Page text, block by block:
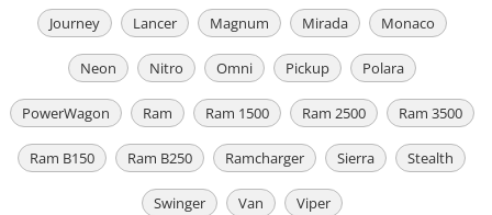
Journey Lancer Magnum Mirada Monaco
Neon Nitro Omni Pickup Polara
PowerWagon Ram Ram 1500 Ram 2500 Ram 3500
Ram B150 Ram B250 Ramcharger Sierra Stealth
Swinger Van Viper